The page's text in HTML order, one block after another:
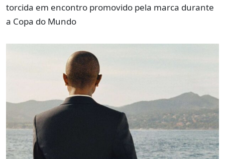
torcida em encontro promovido pela marca durante
a Copa do Mundo